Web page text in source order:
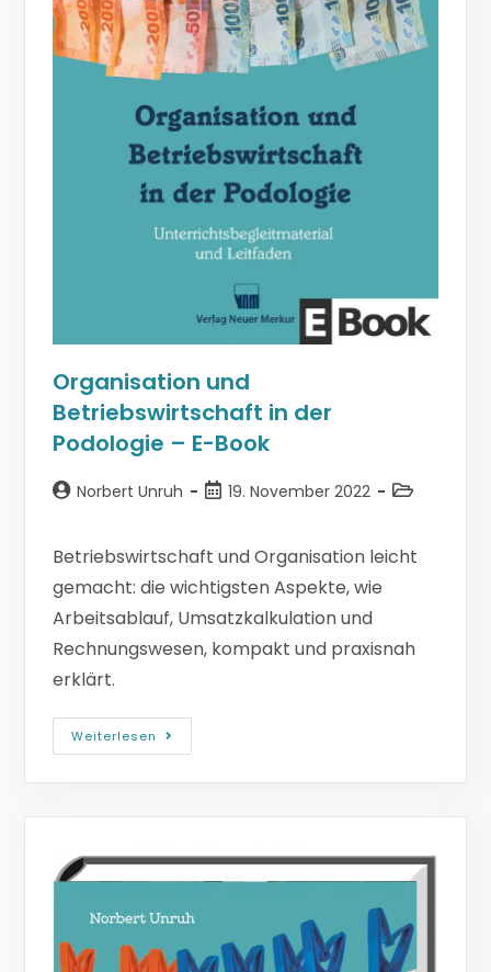
Organisation und
Betriebswirtschaft in der
Podologie – E-Book
Norbert Unruh 19. November 2022
Betriebswirtschaft und Organisation leicht
gemacht: die wichtigsten Aspekte, wie
Arbeitsablauf, Umsatzkalkulation und
Rechnungswesen, kompakt und praxisnah
erklärt.
Weiterlesen